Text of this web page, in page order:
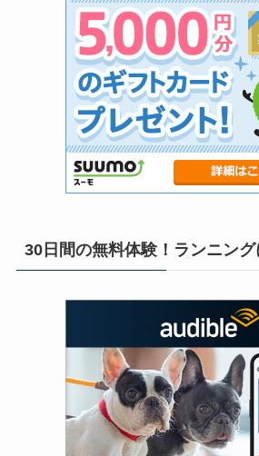
30日間の無料体験！ランニング